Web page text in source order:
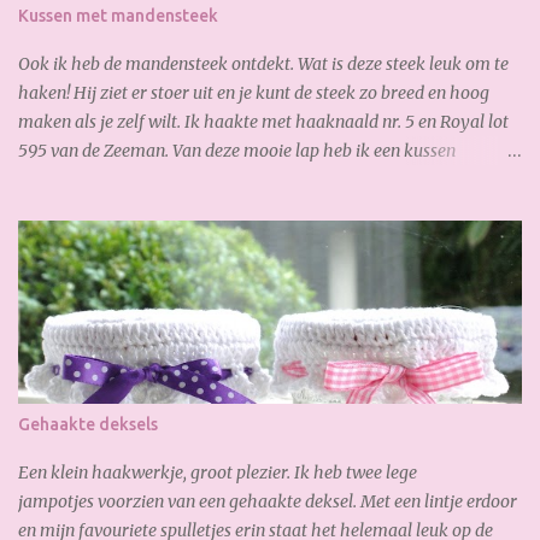
Kussen met mandensteek
Ook ik heb de mandensteek ontdekt. Wat is deze steek leuk om te
haken! Hij ziet er stoer uit en je kunt de steek zo breed en hoog
maken als je zelf wilt. Ik haakte met haaknaald nr. 5 en Royal lot
595 van de Zeeman. Van deze mooie lap heb ik een kussen
Geniet van het weekend!
Gehaakte deksels
Een klein haakwerkje, groot plezier. Ik heb twee lege
jampotjes voorzien van een gehaakte deksel. Met een lintje erdoor
en mijn favouriete spulletjes erin staat het helemaal leuk op de